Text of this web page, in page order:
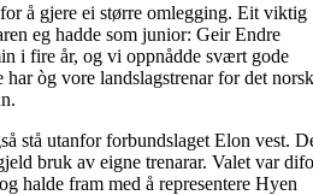
å gjere ei større omlegging. Eit viktig
eg hadde som junior: Geir Endre
i fire år, og vi oppnådde svært gode
har òg vore landslagstrenar for det
stå utanfor forbundslaget Elon vest.
bruk av eigne trenarar. Valet var
halde fram med å representere Hyen